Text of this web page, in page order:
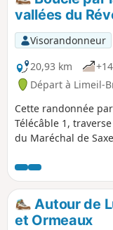
vallées du
Visorandonneur
20,93 km
Départ à Limeil-
Cette randonnée
Télécâble 1,
du Maréchal de
Réveillon et de
vécut le peintre. La
du Mont-Griffon,
revenir.Autour de
et Ormeaux